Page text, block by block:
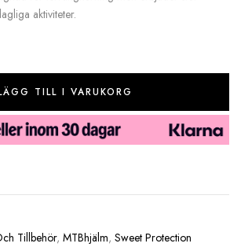
aktiviteter.
TILL I VARUKORG
Tillbehör, MTBhjälm, Sweet Protection